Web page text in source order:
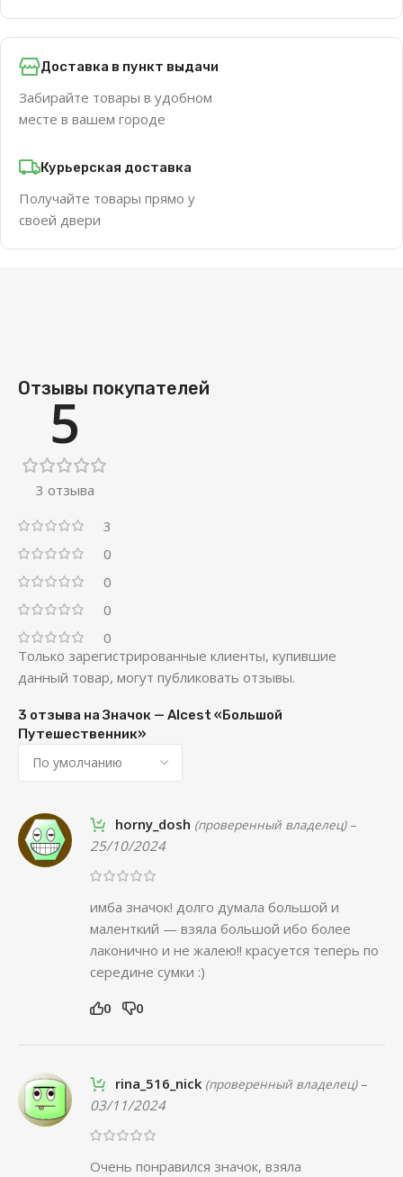
Доставка в пункт выдачи
Забирайте товары в удобном
месте в вашем городе
Курьерская доставка
Получайте товары прямо у
своей двери
Отзывы покупателей
5
3 отзыва
3
0
0
0
0
3 отзыва наЗначок — Alcest «Большой
Путешественник»
horny_dosh (проверенный владелец) –
25/10/2024
имба значок! долго думала большой и
маленткий — взяла большой ибо более
лаконично и не жалею!! красуется теперь по
середине сумки :)
0 0
rina_516_nick (проверенный владелец) –
03/11/2024
Очень понравился значок, взяла
Только зарегистрированные клиенты, купившие
данный товар, могут публиковать отзывы.